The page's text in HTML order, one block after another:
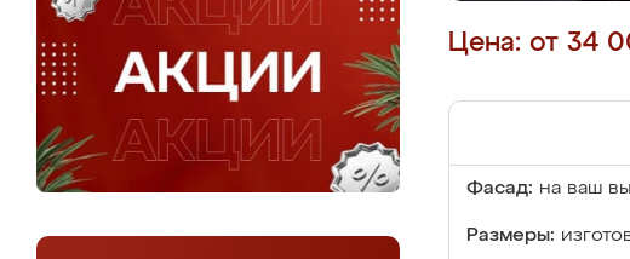
Цена: от 34
Фасад: на ваш
Размеры: